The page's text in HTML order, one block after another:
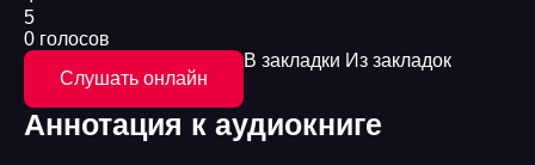
5
0 голосов
Слушать онлайн
В закладки Из закладок
Аннотация к аудиокниге